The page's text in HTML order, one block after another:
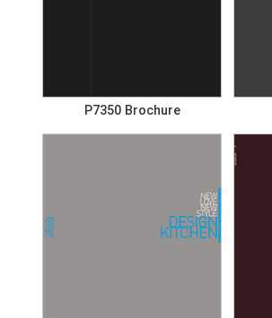
P7350 Brochure